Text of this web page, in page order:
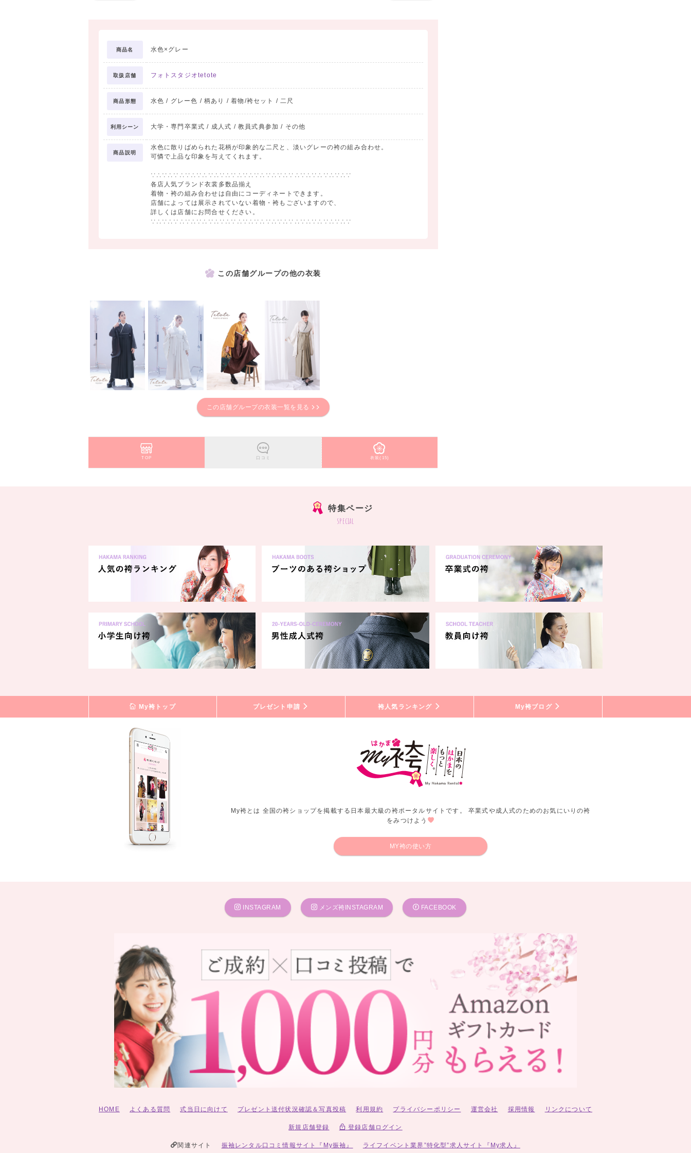
商品名 水色×グレー
取扱店舗 フォトスタジオtetote
商品形態 水色 / グレー色 / 柄あり / 着物/袴セット / 二尺
利用シーン 大学・専門卒業式 / 成人式 / 教員式典参加 / その他
商品説明
水色に散りばめられた花柄が印象的な二尺と、淡いグレーの袴の組み合わせ。
可憐で上品な印象を与えてくれます。
∵∴∵∴∵∴∵∴∵∴∵∴∵∴∵∴∵∴∵∴∵∴∵∴∵∴∵∴∵∴∵∴∵∴∵
各店人気ブランド衣裳多数品揃え
着物・袴の組み合わせは自由にコーディネートできます。
店舗によっては展示されていない着物・袴もございますので、
詳しくは店舗にお問合せください。
∵∴∵∴∵∴∵∴∵∴∵∴∵∴∵∴∵∴∵∴∵∴∵∴∵∴∵∴∵∴∵∴∵∴∵
この店舗グループの他の衣装
この店舗グループの衣装一覧を見る
TOP 口コミ 衣装(15)
特集ページ
special
My袴トップ プレゼント申請 袴人気ランキング My袴ブログ
My袴とは 全国の袴ショップを掲載する日本最大級の袴ポータルサイトです。 卒業式や成人式のためのお気にいりの袴
をみつけよう
MY袴の使い方
INSTAGRAM メンズ袴INSTAGRAM FACEBOOK
HOME よくある質問 式当日に向けて プレゼント送付状況確認＆写真投稿 利用規約 プライバシーポリシー 運営会社 採用情報 リンクについて
新規店舗登録 登録店舗ログイン
関連サイト 振袖レンタル口コミ情報サイト『My振袖』 ライフイベント業界”特化型”求人サイト『My求人』